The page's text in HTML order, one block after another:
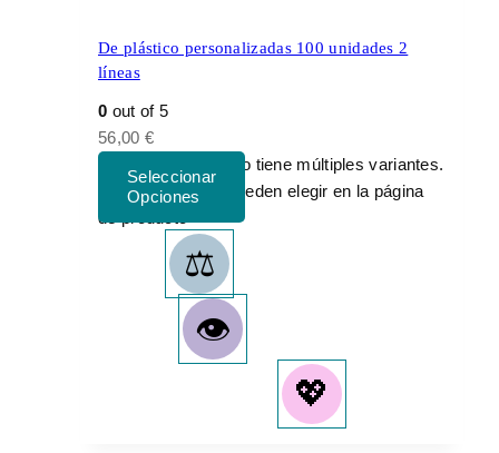
De plástico personalizadas 100 unidades 2
líneas
0 out of 5
56,00 €
Este producto tiene múltiples variantes.
Las opciones se pueden elegir en la página
de producto